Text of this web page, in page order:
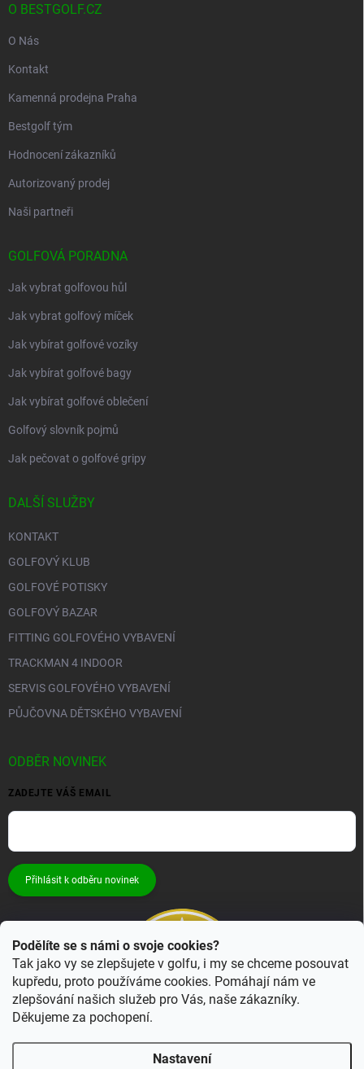
Podělíte se s námi o svoje cookies?
Tak jako vy se zlepšujete v golfu, i my se chceme posouvat
kupředu, proto používáme cookies. Pomáhají nám ve
zlepšování našich služeb pro Vás, naše zákazníky.
Děkujeme za pochopení.
Nastavení
O BESTGOLF.CZ
O Nás
Kontakt
Kamenná prodejna Praha
Bestgolf tým
Hodnocení zákazníků
Autorizovaný prodej
Naši partneři
GOLFOVÁ PORADNA
Jak vybrat golfovou hůl
Jak vybrat golfový míček
Jak vybírat golfové vozíky
Jak vybírat golfové bagy
Jak vybírat golfové oblečení
Golfový slovník pojmů
Jak pečovat o golfové gripy
DALŠÍ SLUŽBY
KONTAKT
GOLFOVÝ KLUB
GOLFOVÉ POTISKY
GOLFOVÝ BAZAR
FITTING GOLFOVÉHO VYBAVENÍ
TRACKMAN 4 INDOOR
SERVIS GOLFOVÉHO VYBAVENÍ
PŮJČOVNA DĚTSKÉHO VYBAVENÍ
ODBĚR NOVINEK
ZADEJTE VÁŠ EMAIL
Přihlásit k odběru novinek